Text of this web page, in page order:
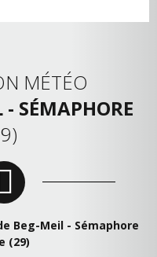
MÉTÉO
SÉMAPHORE
Beg-Meil - Sémaphore
(29)